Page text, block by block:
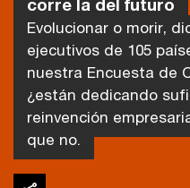
corre la del futuro
Evolucionar o morir,
ejecutivos de 105
nuestra Encuesta de
¿están dedicando
reinvención
que no.